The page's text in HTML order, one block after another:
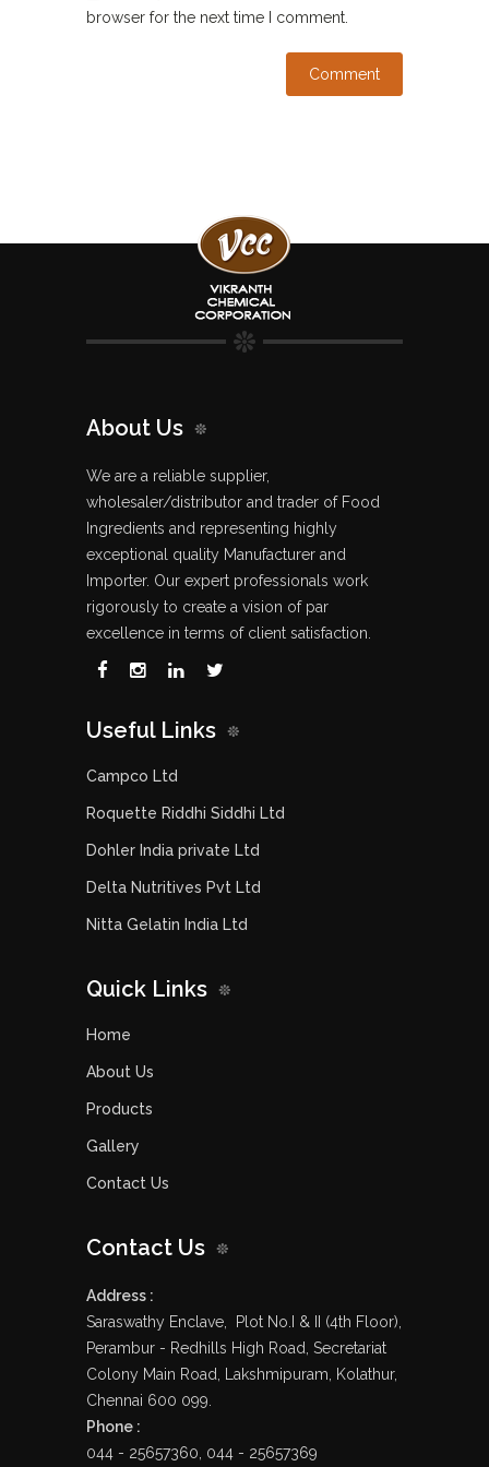
browser for the next time I comment.
About Us
We are a reliable supplier,
wholesaler/distributor and trader of Food
Ingredients and representing highly
exceptional quality Manufacturer and
Importer. Our expert professionals work
rigorously to create a vision of par
excellence in terms of client satisfaction.
Useful Links
Campco Ltd
Roquette Riddhi Siddhi Ltd
Dohler India private Ltd
Delta Nutritives Pvt Ltd
Nitta Gelatin India Ltd
Quick Links
Home
About Us
Products
Gallery
Contact Us
Contact Us
Address :
Saraswathy Enclave, Plot No.I & II (4th Floor),
Perambur - Redhills High Road, Secretariat
Colony Main Road, Lakshmipuram, Kolathur,
Chennai 600 099.
Phone :
044 - 25657360, 044 - 25657369